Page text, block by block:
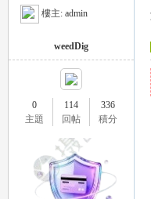
» ›
樓主: admin
weedDig
0
主題
114
回帖
336
積分